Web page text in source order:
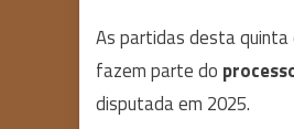
As partidas desta quinta
fazem parte do
disputada em 2025.